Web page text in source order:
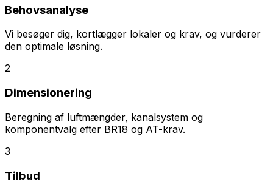
Behovsanalyse
Vi besøger dig, kortlægger lokaler og krav, og vurderer
den optimale løsning.
2
Dimensionering
Beregning af luftmængder, kanalsystem og
komponentvalg efter BR18 og AT-krav.
3
Tilbud